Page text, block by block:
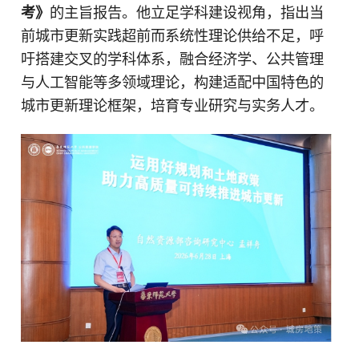
考》 的主旨报告。他立足学科建设视角，指出当
前城市更新实践超前而系统性理论供给不足，呼
吁搭建交叉的学科体系，融合经济学、公共管理
与人工智能等多领域理论，构建适配中国特色的
城市更新理论框架，培育专业研究与实务人才。